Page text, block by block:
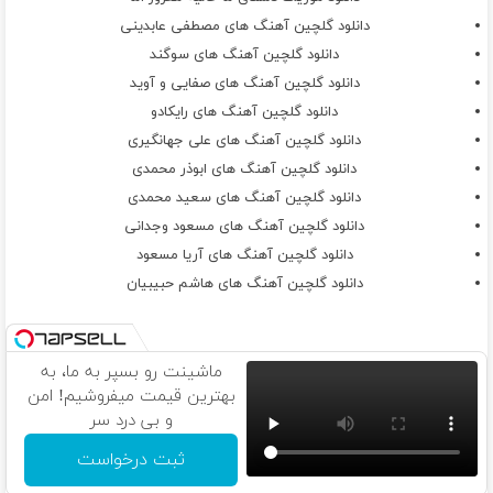
ولی مامان من تورو میزارم رو چشام
مامان ببخش حرف میزنم با کلمات رکیک
بد صحبت میکنم زنگ ک میزنی
دیگه از دار این دنیا هیچی نمیخوام
خلاصه بگم تو خودت همه چیزه منی
مامان ببخش اگه پسرت داره تتو رو تنش
اگه فکره suicide میزنه ب سرش
همیشه میگفتی خدا ب همرات پسرم
پسرتم رفت خدا رو تتو کرد رو‌ گردنش
مامان سره اینکه دیگه نباره چشه تو
گفتم لقه هرچی دراگ زدم قیدشو
با اینکه ی تایم غرق بودم تو همشون مامان
ولی الان پسرت خیلی وقته سوبره خب
چقد تو خیابون بهم گفتن لا اوبالی مامان
دیوونه میشم ببینم جاتو خالی مامان
اصن نمیخوام چشام ببینن اون روزو
آخه نفسه من وصله ب نفسه تو مامان
از این عشقای دو روزه بزار بیان و برن
دانلود گلچین آهنگ های مصطفی عابدینی
دانلود گلچین آهنگ های سوگند
دانلود گلچین آهنگ های صفایی و آوید
دانلود گلچین آهنگ های رایکادو
دانلود گلچین آهنگ های علی جهانگیری
دانلود گلچین آهنگ های ابوذر محمدی
دانلود گلچین آهنگ های سعید محمدی
دانلود گلچین آهنگ های مسعود وجدانی
دانلود گلچین آهنگ های آریا مسعود
دانلود گلچین آهنگ های هاشم حبیبیان
ماشینت رو بسپر به ما، به
بهترین قیمت میفروشیم! امن
و بی درد سر
ثبت درخواست